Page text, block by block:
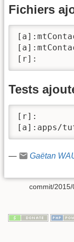
Fichiers
[r]:
Tests
[r]:
[a]:apps/
— Gaëtan
commit/